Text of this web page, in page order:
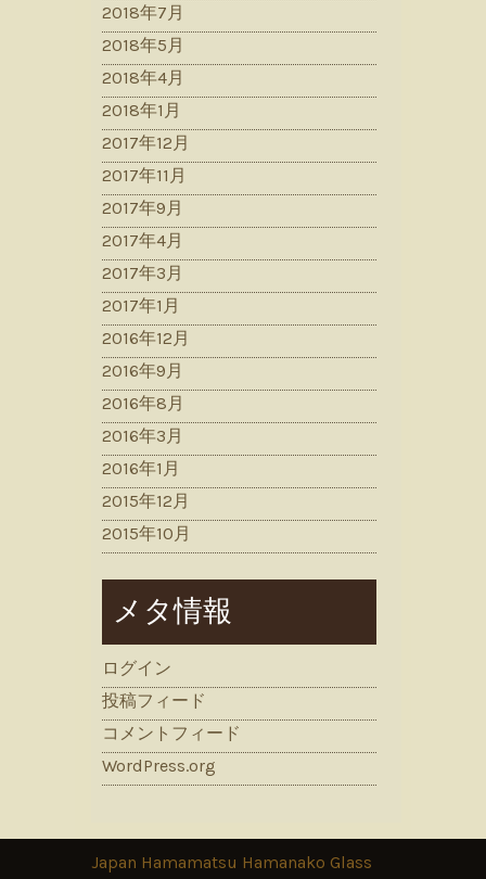
2018年7月
2018年5月
2018年4月
2018年1月
2017年12月
2017年11月
2017年9月
2017年4月
2017年3月
2017年1月
2016年12月
2016年9月
2016年8月
2016年3月
2016年1月
2015年12月
2015年10月
メタ情報
ログイン
投稿フィード
コメントフィード
WordPress.org
Japan Hamamatsu Hamanako Glass